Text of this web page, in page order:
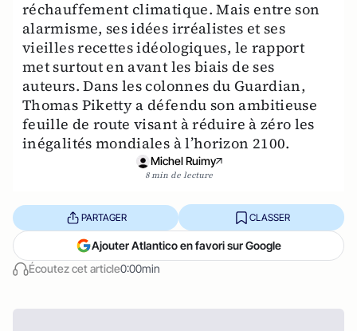
réchauffement climatique. Mais entre son
alarmisme, ses idées irréalistes et ses
vieilles recettes idéologiques, le rapport
met surtout en avant les biais de ses
auteurs. Dans les colonnes du Guardian,
Thomas Piketty a défendu son ambitieuse
feuille de route visant à réduire à zéro les
inégalités mondiales à l’horizon 2100.
Michel Ruimy
8 min de lecture
Écoutez cet article0:00min
PARTAGER CLASSER
Ajouter Atlantico en favori sur Google